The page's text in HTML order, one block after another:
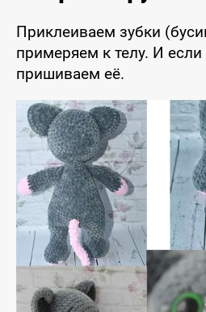
Приклеиваем зубки
примеряем к телу. И если
пришиваем её.